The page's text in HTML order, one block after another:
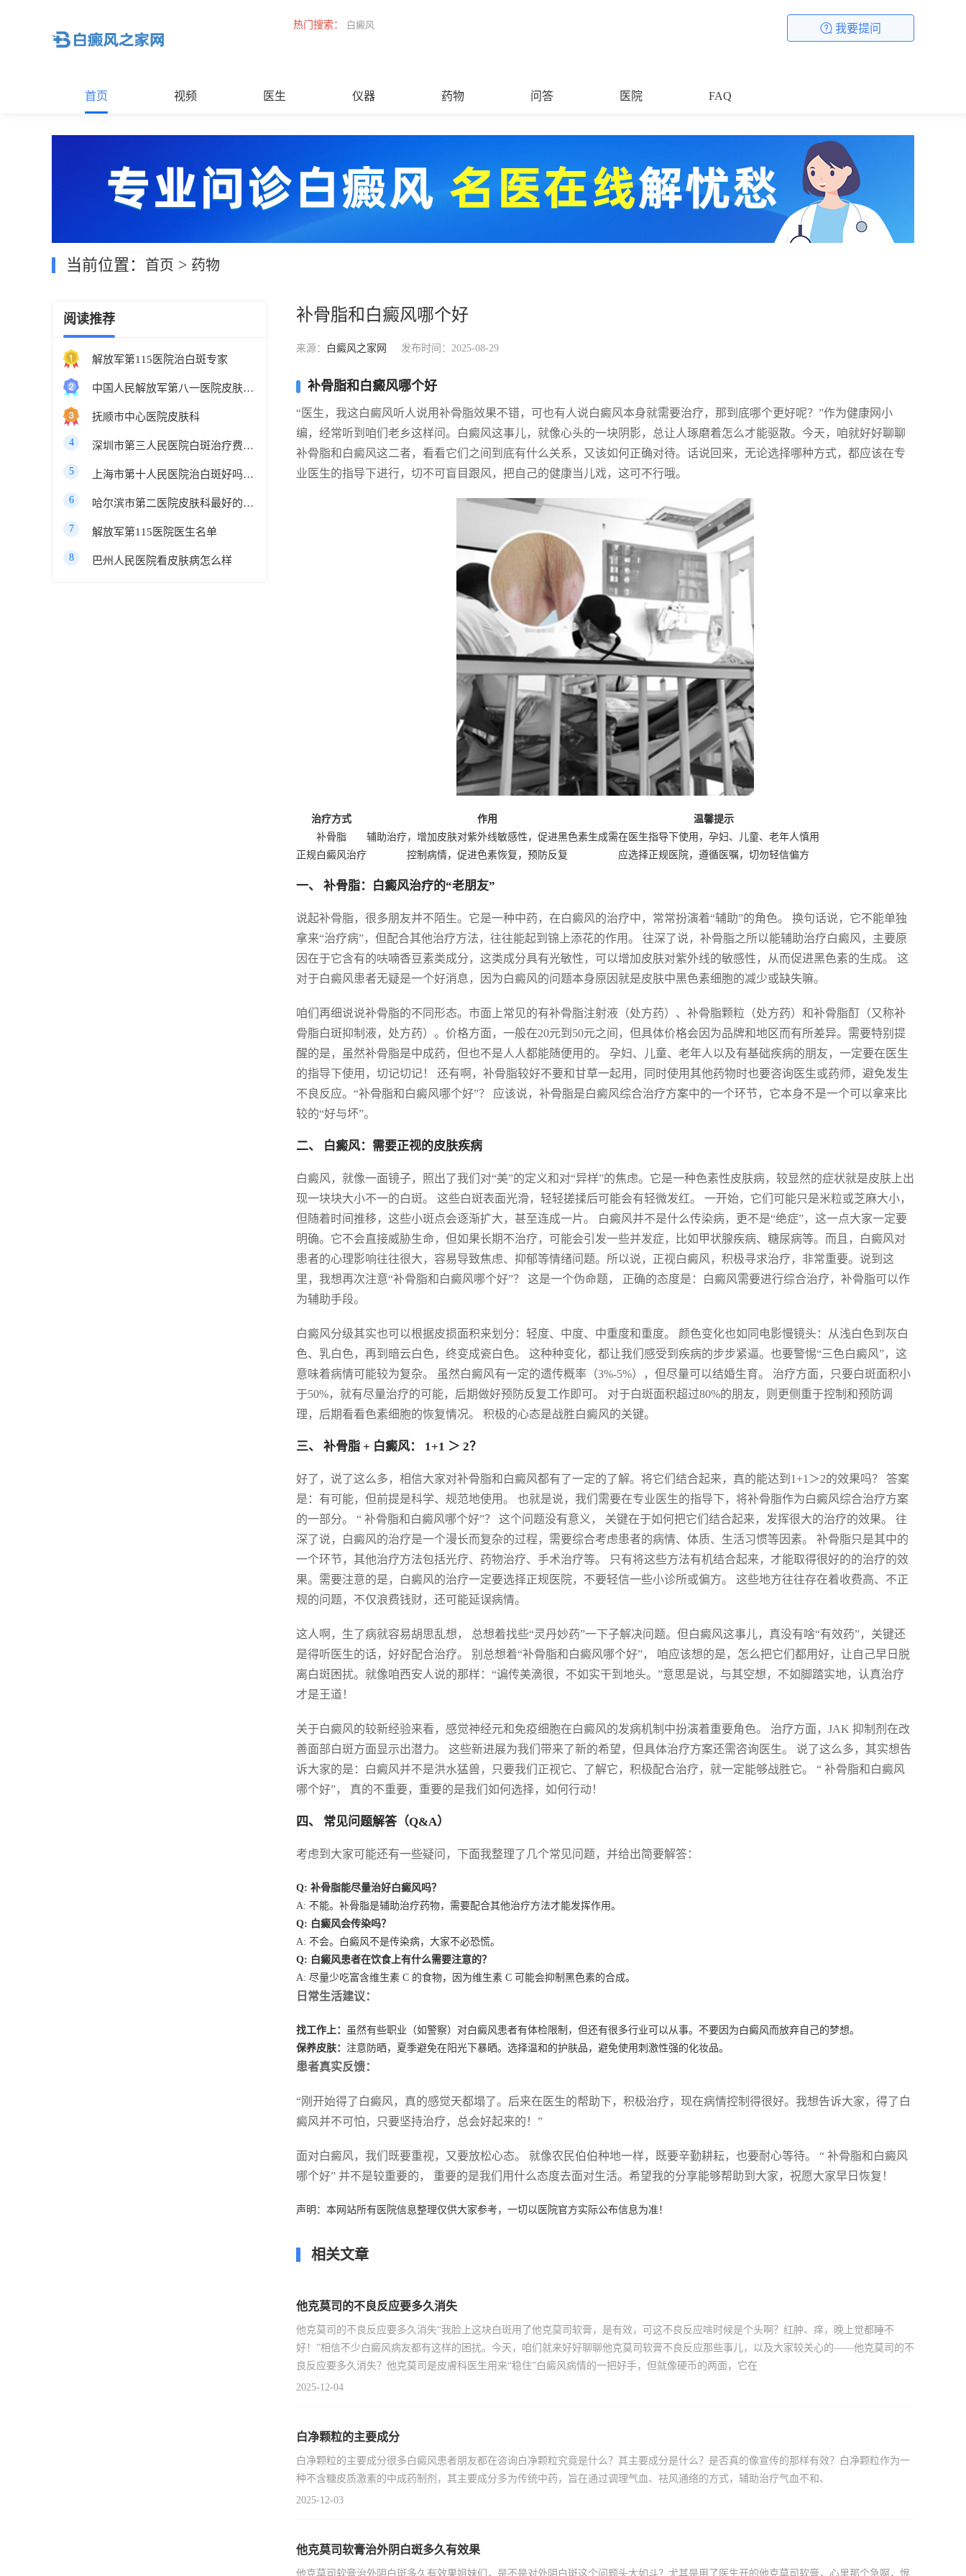
热门搜索： 白癜风 我要提问
首页 视频 医生 仪器 药物 问答 医院 FAQ
当前位置： 首页 > 药物
阅读推荐
解放军第115医院治白斑专家
中国人民解放军第八一医院皮肤科最好的医生
抚顺市中心医院皮肤科
4 深圳市第三人民医院白斑治疗费用多少
5 上海市第十人民医院治白斑好吗知乎
6 哈尔滨市第二医院皮肤科最好的医生
7 解放军第115医院医生名单
8 巴州人民医院看皮肤病怎么样
补骨脂和白癜风哪个好
来源： 白癜风之家网 发布时间：2025-08-29
补骨脂和白癜风哪个好
“医生，我这白癜风听人说用补骨脂效果不错，可也有人说白癜风本身就需要治疗，那到底哪个更好呢？”作为健康网小
编，经常听到咱们老乡这样问。白癜风这事儿，就像心头的一块阴影，总让人琢磨着怎么才能驱散。今天，咱就好好聊聊
补骨脂和白癜风这二者，看看它们之间到底有什么关系，又该如何正确对待。话说回来，无论选择哪种方式，都应该在专
业医生的指导下进行，切不可盲目跟风，把自己的健康当儿戏，这可不行哦。
治疗方式 作用
温馨提示
补骨脂
辅助治疗，增加皮肤对紫外线敏感性，促进黑色素生成需在医生指导下使用，孕妇、儿童、老年人慎用
正规白癜风治疗
控制病情，促进色素恢复，预防反复 应选择正规医院，遵循医嘱，切勿轻信偏方
一、 补骨脂：白癜风治疗的“老朋友”
说起补骨脂，很多朋友并不陌生。它是一种中药，在白癜风的治疗中，常常扮演着“辅助”的角色。 换句话说，它不能单独
拿来“治疗病”，但配合其他治疗方法，往往能起到锦上添花的作用。 往深了说，补骨脂之所以能辅助治疗白癜风，主要原
因在于它含有的呋喃香豆素类成分，这类成分具有光敏性，可以增加皮肤对紫外线的敏感性，从而促进黑色素的生成。 这
对于白癜风患者无疑是一个好消息，因为白癜风的问题本身原因就是皮肤中黑色素细胞的减少或缺失嘛。
咱们再细说说补骨脂的不同形态。市面上常见的有补骨脂注射液（处方药）、补骨脂颗粒（处方药）和补骨脂酊（又称补
骨脂白斑抑制液，处方药）。价格方面，一般在20元到50元之间，但具体价格会因为品牌和地区而有所差异。需要特别提
醒的是，虽然补骨脂是中成药，但也不是人人都能随便用的。 孕妇、儿童、老年人以及有基础疾病的朋友，一定要在医生
的指导下使用，切记切记！ 还有啊，补骨脂较好不要和甘草一起用，同时使用其他药物时也要咨询医生或药师，避免发生
不良反应。“补骨脂和白癜风哪个好”？ 应该说，补骨脂是白癜风综合治疗方案中的一个环节，它本身不是一个可以拿来比
较的“好与坏”。
二、 白癜风：需要正视的皮肤疾病
白癜风，就像一面镜子，照出了我们对“美”的定义和对“异样”的焦虑。它是一种色素性皮肤病，较显然的症状就是皮肤上出
现一块块大小不一的白斑。 这些白斑表面光滑，轻轻搓揉后可能会有轻微发红。 一开始，它们可能只是米粒或芝麻大小，
但随着时间推移，这些小斑点会逐渐扩大，甚至连成一片。 白癜风并不是什么传染病，更不是“绝症”，这一点大家一定要
明确。它不会直接威胁生命，但如果长期不治疗，可能会引发一些并发症，比如甲状腺疾病、糖尿病等。而且，白癜风对
患者的心理影响往往很大，容易导致焦虑、抑郁等情绪问题。所以说，正视白癜风，积极寻求治疗，非常重要。说到这
里，我想再次注意“补骨脂和白癜风哪个好”？ 这是一个伪命题， 正确的态度是：白癜风需要进行综合治疗，补骨脂可以作
为辅助手段。
白癜风分级其实也可以根据皮损面积来划分：轻度、中度、中重度和重度。 颜色变化也如同电影慢镜头：从浅白色到灰白
色、乳白色，再到暗云白色，终变成瓷白色。 这种种变化，都让我们感受到疾病的步步紧逼。也要警惕“三色白癜风”，这
意味着病情可能较为复杂。 虽然白癜风有一定的遗传概率（3%-5%），但尽量可以结婚生育。 治疗方面，只要白斑面积小
于50%，就有尽量治疗的可能，后期做好预防反复工作即可。 对于白斑面积超过80%的朋友，则更侧重于控制和预防调
理，后期看看色素细胞的恢复情况。 积极的心态是战胜白癜风的关键。
三、 补骨脂 + 白癜风： 1+1 ＞ 2？
好了，说了这么多，相信大家对补骨脂和白癜风都有了一定的了解。将它们结合起来，真的能达到1+1＞2的效果吗？ 答案
是：有可能，但前提是科学、规范地使用。 也就是说，我们需要在专业医生的指导下，将补骨脂作为白癜风综合治疗方案
的一部分。 “ 补骨脂和白癜风哪个好”？ 这个问题没有意义， 关键在于如何把它们结合起来，发挥很大的治疗的效果。 往
深了说，白癜风的治疗是一个漫长而复杂的过程，需要综合考虑患者的病情、体质、生活习惯等因素。 补骨脂只是其中的
一个环节，其他治疗方法包括光疗、药物治疗、手术治疗等。 只有将这些方法有机结合起来，才能取得很好的的治疗的效
果。需要注意的是，白癜风的治疗一定要选择正规医院，不要轻信一些小诊所或偏方。 这些地方往往存在着收费高、不正
规的问题，不仅浪费钱财，还可能延误病情。
这人啊，生了病就容易胡思乱想， 总想着找些“灵丹妙药”一下子解决问题。但白癜风这事儿，真没有啥“有效药”，关键还
是得听医生的话，好好配合治疗。 别总想着“补骨脂和白癜风哪个好”， 咱应该想的是，怎么把它们都用好，让自己早日脱
离白斑困扰。就像咱西安人说的那样：“谝传美滴很，不如实干到地头。”意思是说，与其空想，不如脚踏实地，认真治疗
才是王道！
关于白癜风的较新经验来看，感觉神经元和免疫细胞在白癜风的发病机制中扮演着重要角色。 治疗方面，JAK 抑制剂在改
善面部白斑方面显示出潜力。 这些新进展为我们带来了新的希望，但具体治疗方案还需咨询医生。 说了这么多，其实想告
诉大家的是：白癜风并不是洪水猛兽，只要我们正视它、了解它，积极配合治疗，就一定能够战胜它。 “ 补骨脂和白癜风
哪个好”， 真的不重要，重要的是我们如何选择，如何行动！
四、 常见问题解答（Q&A）
考虑到大家可能还有一些疑问，下面我整理了几个常见问题，并给出简要解答：
Q: 补骨脂能尽量治好白癜风吗？
A: 不能。补骨脂是辅助治疗药物，需要配合其他治疗方法才能发挥作用。
Q: 白癜风会传染吗？
A: 不会。白癜风不是传染病，大家不必恐慌。
Q: 白癜风患者在饮食上有什么需要注意的？
A: 尽量少吃富含维生素 C 的食物，因为维生素 C 可能会抑制黑色素的合成。
日常生活建议：
找工作上：
虽然有些职业（如警察）对白癜风患者有体检限制，但还有很多行业可以从事。不要因为白癜风而放弃自己的梦想。
保养皮肤： 注意防晒，夏季避免在阳光下暴晒。选择温和的护肤品，避免使用刺激性强的化妆品。
患者真实反馈：
“刚开始得了白癜风，真的感觉天都塌了。后来在医生的帮助下，积极治疗，现在病情控制得很好。我想告诉大家，得了白
癜风并不可怕，只要坚持治疗，总会好起来的！”
面对白癜风，我们既要重视，又要放松心态。 就像农民伯伯种地一样，既要辛勤耕耘，也要耐心等待。 “ 补骨脂和白癜风
哪个好” 并不是较重要的， 重要的是我们用什么态度去面对生活。希望我的分享能够帮助到大家，祝愿大家早日恢复！
声明：本网站所有医院信息整理仅供大家参考，一切以医院官方实际公布信息为准！
相关文章
他克莫司的不良反应要多久消失
他克莫司的不良反应要多久消失“我脸上这块白斑用了他克莫司软膏，是有效，可这不良反应啥时候是个头啊？红肿、痒，晚上觉都睡不
好！”相信不少白癜风病友都有这样的困扰。今天，咱们就来好好聊聊他克莫司软膏不良反应那些事儿，以及大家较关心的——他克莫司的不
良反应要多久消失？他克莫司是皮膚科医生用来“稳住”白癜风病情的一把好手，但就像硬币的两面，它在
2025-12-04
白净颗粒的主要成分
白净颗粒的主要成分很多白癜风患者朋友都在咨询白净颗粒究竟是什么？其主要成分是什么？是否真的像宣传的那样有效？白净颗粒作为一
种不含糖皮质激素的中成药制剂，其主要成分多为传统中药，旨在通过调理气血、祛风通络的方式，辅助治疗气血不和、
2025-12-03
他克莫司软膏治外阴白斑多久有效果
他克莫司软膏治外阴白斑多久有效果姐妹们，是不是对外阴白斑这个问题头大如斗？尤其是用了医生开的他克莫司软膏，心里那个急啊，恨